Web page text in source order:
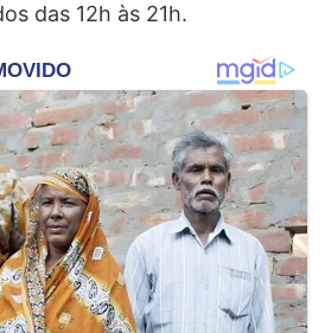
das 12h às 21h.